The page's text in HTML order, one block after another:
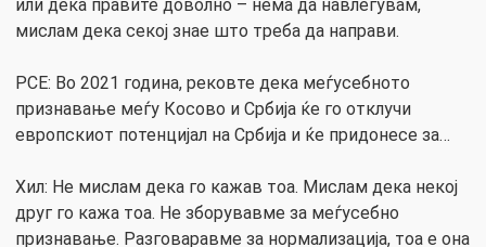
или дека правите доволно – нема да навлегувам,
мислам дека секој знае што треба да направи.
РСЕ: Во 2021 година, рековте дека меѓусебното
признавање меѓу Косово и Србија ќе го отклучи
европскиот потенцијал на Србија и ќе придонесе за…
Хил: Не мислам дека го кажав тоа. Мислам дека некој
друг го кажа тоа. Не зборувавме за меѓусебно
признавање. Разговаравме за нормализација, тоа е она